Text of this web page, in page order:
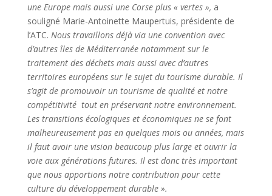
une Europe mais aussi une Corse plus « vertes », a
souligné Marie-Antoinette Maupertuis, présidente de
l’ATC. Nous travaillons déjà via une convention avec
d’autres îles de Méditerranée notamment sur le
traitement des déchets mais aussi avec d’autres
territoires européens sur le sujet du tourisme durable. Il
s’agit de promouvoir un tourisme de qualité et notre
compétitivité tout en préservant notre environnement.
Les transitions écologiques et économiques ne se font
malheureusement pas en quelques mois ou années, mais
il faut avoir une vision beaucoup plus large et ouvrir la
voie aux générations futures. Il est donc très important
que nous apportions notre contribution pour cette
culture du développement durable ».